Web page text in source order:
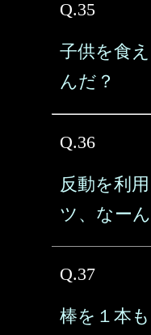
Q.35
子供を食
んだ？
Q.36
反動を利
ツ、なー
Q.37
棒を１本